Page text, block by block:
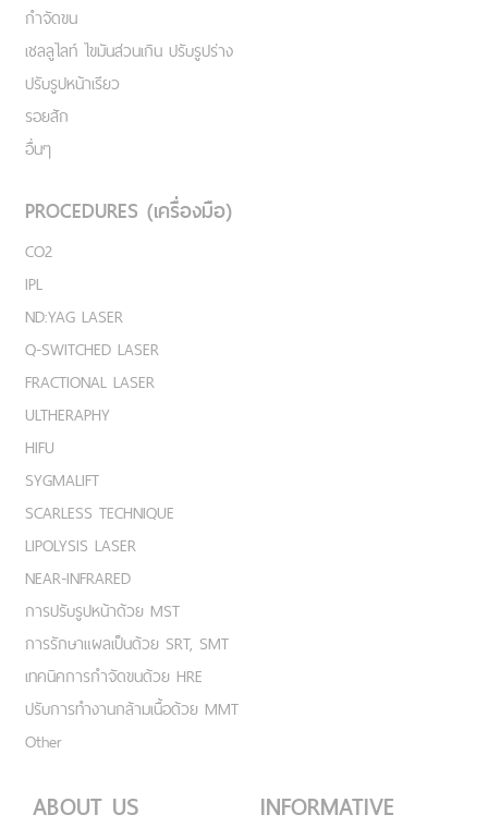
กำจัดขน
เชลลูไลท์ ไขมันส่วนเกิน ปรับรูปร่าง
ปรับรูปหน้าเรียว
รอยสัก
อื่นๆ
PROCEDURES (เครื่องมือ)
CO2
IPL
ND:YAG LASER
Q-SWITCHED LASER
FRACTIONAL LASER
ULTHERAPHY
HIFU
SYGMALIFT
SCARLESS TECHNIQUE
LIPOLYSIS LASER
NEAR-INFRARED
การปรับรูปหน้าด้วย MST
การรักษาแผลเป็นด้วย SRT, SMT
เทคนิคการกำจัดขนด้วย HRE
ปรับการทำงานกล้ามเนื้อด้วย MMT
Other
ABOUT US INFORMATIVE